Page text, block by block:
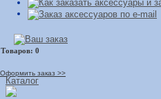
Оформить заказ >>
Каталог